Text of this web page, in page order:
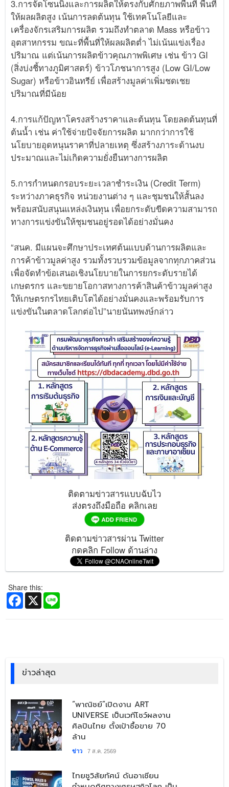
3.การจัดโซนนิ่งและการผลิตให้ตรงกับศักยภาพพื้นที่ พื้นที่
ให้ผลผลิตสูง เน้นการลดต้นทุน ใช้เทคโนโลยีและ
เครื่องจักรเสริมการผลิต รวมถึงทำตลาด Mass หรือข้าว
อุตสาหกรรม ขณะที่พื้นที่ให้ผลผลิตต่ำ ไม่เน้นแข่งเรื่อง
ปริมาณ แต่เน้นการผลิตข้าวคุณภาพพิเศษ เช่น ข้าว GI
(สิ่งบ่งชี้ทางภูมิศาสตร์) ข้าวโภชนาการสูง (Low GI/Low
Sugar) หรือข้าวอินทรีย์ เพื่อสร้างมูลค่าเพิ่มชดเชย
ปริมาณที่มีน้อย
4.การแก้ปัญหาโครงสร้างราคาและต้นทุน โดยลดต้นทุนที่
ต้นน้ำ เช่น ค่าใช้จ่ายปัจจัยการผลิต มากกว่าการใช้
นโยบายอุดหนุนราคาที่ปลายเหตุ ซึ่งสร้างภาระด้านงบ
ประมาณและไม่เกิดความยั่งยืนทางการผลิต
5.การกำหนดกรอบระยะเวลาชำระเงิน (Credit Term)
ระหว่างภาคธุรกิจ หน่วยงานต่าง ๆ และชุมชนให้สั้นลง
พร้อมสนับสนุนแหล่งเงินทุน เพื่อยกระดับขีดความสามารถ
ทางการแข่งขันให้ชุมชนอยู่รอดได้อย่างมั่นคง
“สนค. มีแผนจะศึกษาประเทศต้นแบบด้านการผลิตและ
การค้าข้าวมูลค่าสูง รวมทั้งรวบรวมข้อมูลจากทุกภาคส่วน
เพื่อจัดทำข้อเสนอเชิงนโยบายในการยกระดับรายได้
เกษตรกร และขยายโอกาสทางการค้าสินค้าข้าวมูลค่าสูง
ให้เกษตรกรไทยเติบโตได้อย่างมั่นคงและพร้อมรับการ
แข่งขันในตลาดโลกต่อไป”นายนันทพงษ์กล่าว
ติดตามข่าวสารแบบฉับไว
ส่งตรงถึงมือถือ คลิกเลย
ติดตามข่าวสารผ่าน Twitter
กดคลิก Follow ด้านล่าง
Share this:
Facebook
X
ข่าวล่าสุด
​“พาณิชย์”เปิดงาน ART
UNIVERSE เป็นเวทีโชว์ผลงาน
ศิลปินไทย ตั้งเป้าซื้อขาย 70
ล้าน
ข่าว 7 ส.ค. 2569
​ไทยชูวิสัยทัศน์ ดันอาเซียน